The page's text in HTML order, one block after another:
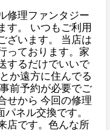
修理ファンタジー
す。 いつもご利用
ざいます。 当店は
っております。家
するだけでいいで
か遠方に住んでる
前予約が必要でご
せから 今回の修理
ネル交換です。
店です。色んな所